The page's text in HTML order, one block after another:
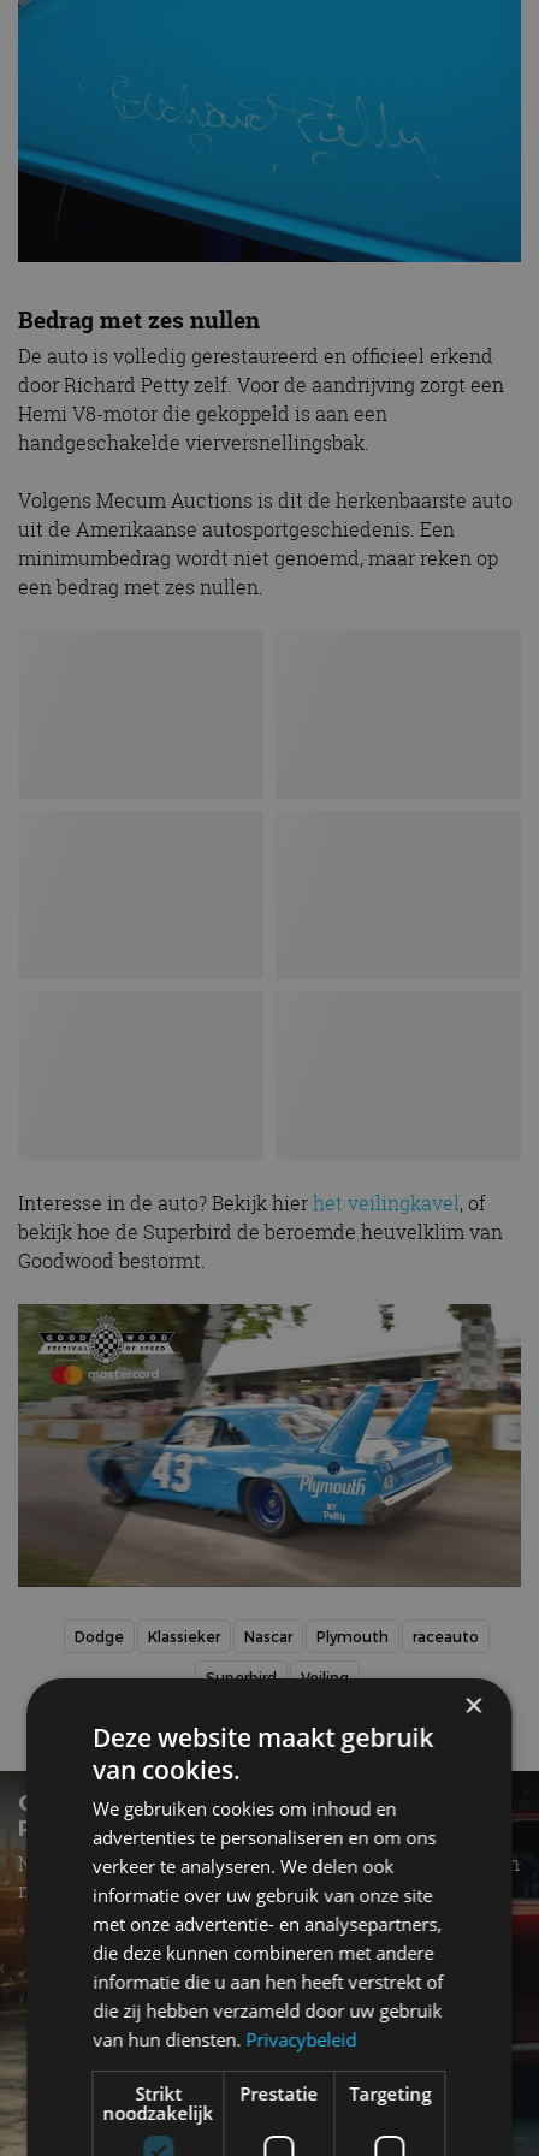
Bedrag met zes nullen
De auto is volledig gerestaureerd en officieel erkend
door Richard Petty zelf. Voor de aandrijving zorgt een
Hemi V8-motor die gekoppeld is aan een
handgeschakelde vierversnellingsbak.
Volgens Mecum Auctions is dit de herkenbaarste auto
uit de Amerikaanse autosportgeschiedenis. Een
minimumbedrag wordt niet genoemd, maar reken op
een bedrag met zes nullen.
Interesse in de auto? Bekijk hierhet veilingkavel, of
bekijk hoe de Superbird de beroemde heuvelklim van
Goodwood bestormt.
Dodge Klassieker Nascar Plymouth raceauto
Superbird Veiling
Gerelateerde berichten
OLDTIMER EN YOUNGTIMER: ALLES OVER
REGELS EN BELASTINGEN
Nederland heeft talloze regelingen voor belastingen en
milieu
×
Deze website maakt gebruik
van cookies.
We gebruiken cookies om inhoud en
advertenties te personaliseren en om ons
verkeer te analyseren. We delen ook
informatie over uw gebruik van onze site
met onze advertentie- en analysepartners,
die deze kunnen combineren met andere
informatie die u aan hen heeft verstrekt of
die zij hebben verzameld door uw gebruik
van hun diensten. Privacybeleid
Strikt
noodzakelijk
Prestatie Targeting